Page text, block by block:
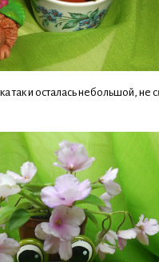
так и осталась небольшой, не